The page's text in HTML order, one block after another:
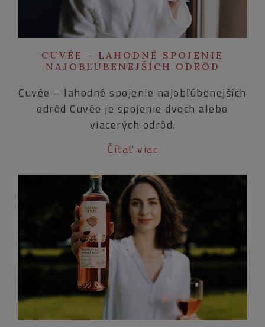
CUVÉE – LAHODNÉ SPOJENIE
NAJOBĽÚBENEJŠÍCH ODRÔD
Cuvée – lahodné spojenie najobľúbenejších
odrôd Cuvée je spojenie dvoch alebo
viacerých odrôd.
Čítať viac